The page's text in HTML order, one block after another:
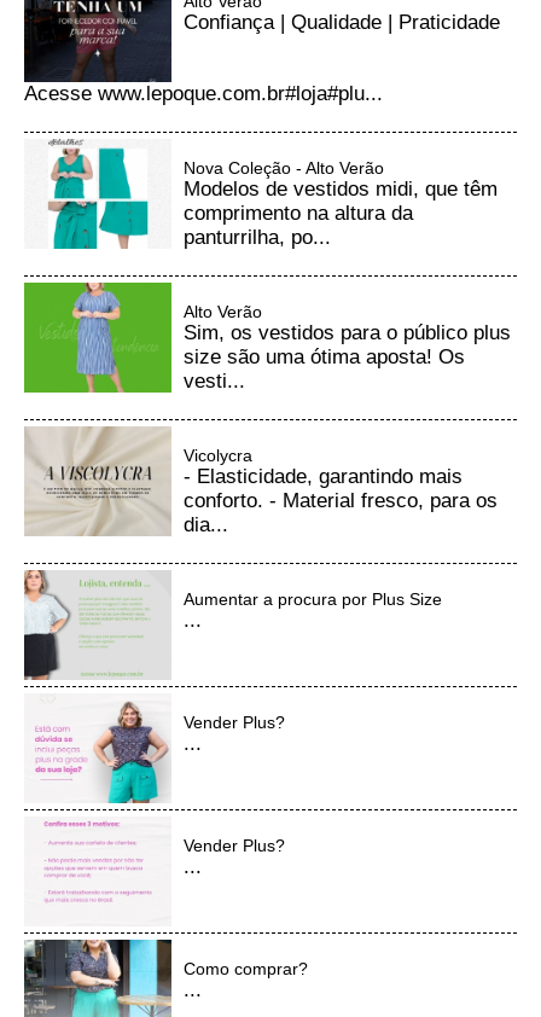
Confiança | Qualidade | Praticidade
Acesse www.lepoque.com.br#loja#plu...
Nova Coleção - Alto Verão
Modelos de vestidos midi, que têm
comprimento na altura da
panturrilha, po...
Alto Verão
Sim, os vestidos para o público plus
size são uma ótima aposta! Os
vesti...
Vicolycra
- Elasticidade, garantindo mais
conforto. - Material fresco, para os
dia...
Aumentar a procura por Plus Size
...
Vender Plus?
...
Vender Plus?
...
Como comprar?
...